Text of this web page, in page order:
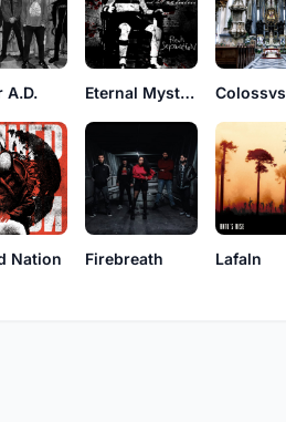
A.D. Eternal Mystery Colossvs
Nation Firebreath Lafaln